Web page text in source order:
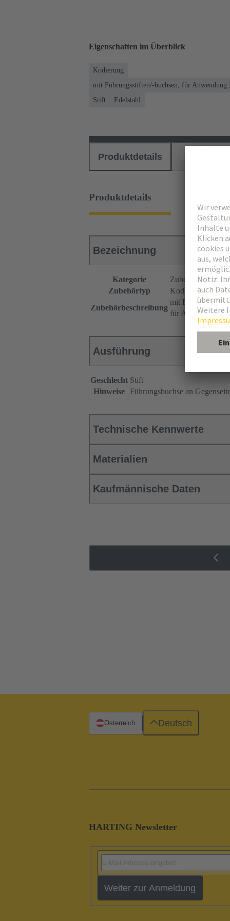
Eigenschaften im Überblick
Kodierung
mit Führungsstiften/-buchsen, für
Stift
Edelstahl
Produktdetails
Produktdetails
Bezeichnung
Kategorie
Zubehör
Zubehörtyp
Kodierung
Zubehörbeschreibung
mit
für Anwendung
Ausführung
Geschlecht Stift
Hinweise
Führungsbuchse an
Technische Kennwerte
Materialien
Kaufmännische Daten
HARTING Newsletter
Weiter zur Anmeldung
Österreich Deutsch